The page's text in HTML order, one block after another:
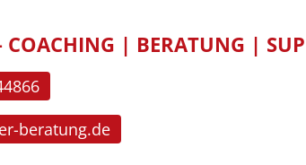
COACHING | BERATUNG |
beratung.de